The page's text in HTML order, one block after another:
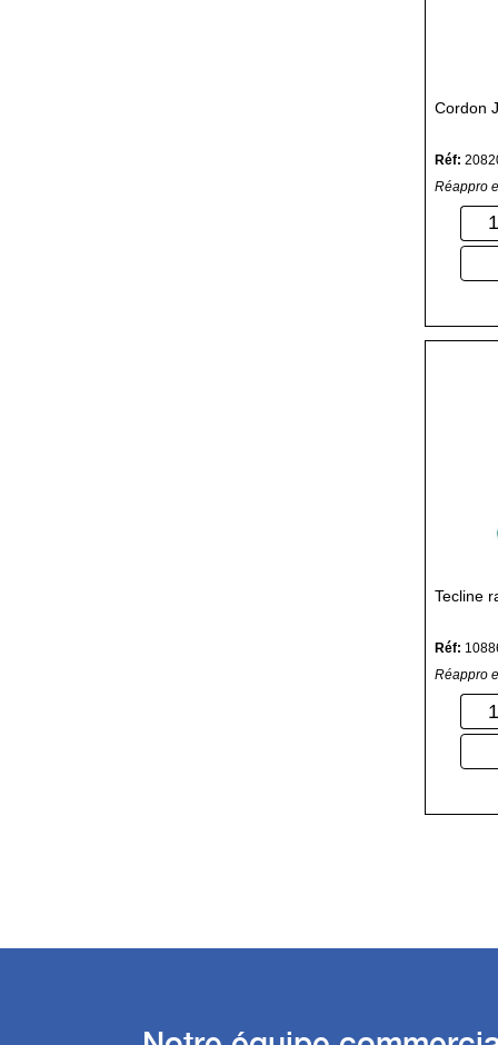
Cordon
Réf:
Réappro
Tecline
Réf:
Réappro